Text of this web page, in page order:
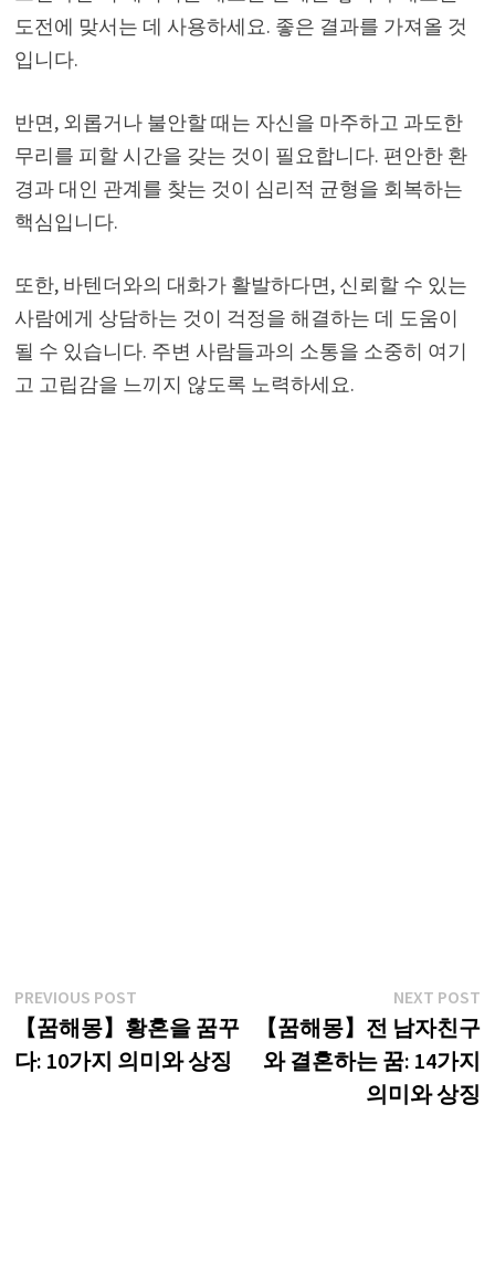
도전에 맞서는 데 사용하세요. 좋은 결과를 가져올 것
입니다.
반면, 외롭거나 불안할 때는 자신을 마주하고 과도한
무리를 피할 시간을 갖는 것이 필요합니다. 편안한 환
경과 대인 관계를 찾는 것이 심리적 균형을 회복하는
핵심입니다.
또한, 바텐더와의 대화가 활발하다면, 신뢰할 수 있는
사람에게 상담하는 것이 걱정을 해결하는 데 도움이
될 수 있습니다. 주변 사람들과의 소통을 소중히 여기
고 고립감을 느끼지 않도록 노력하세요.
글
탐
색
PREVIOUS POSTPrevious
post:
【꿈해몽】황혼을 꿈꾸
다: 10가지 의미와 상징
NEXT POST
【꿈해몽】전 남자친구
와 결혼하는 꿈: 14가지
의미와 상징